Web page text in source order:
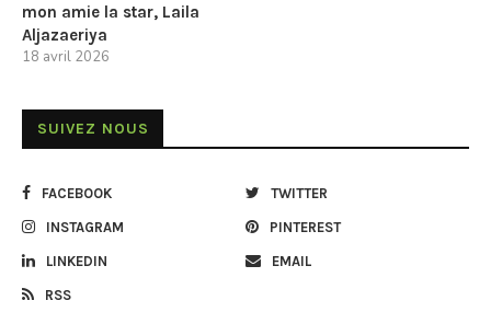
mon amie la star, Laila
Aljazaeriya
18 avril 2026
SUIVEZ NOUS
FACEBOOK TWITTER
INSTAGRAM PINTEREST
LINKEDIN EMAIL
RSS